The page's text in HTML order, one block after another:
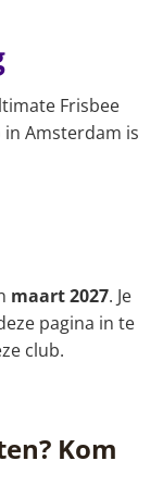
Frisbee
Amsterdam is
maart 2027. Je
pagina in te
club.
Kom